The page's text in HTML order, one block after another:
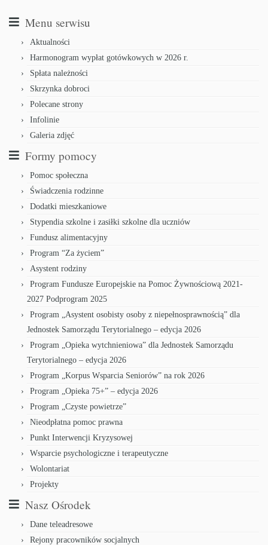
Menu serwisu
Aktualności
Harmonogram wypłat gotówkowych w 2026 r.
Spłata należności
Skrzynka dobroci
Polecane strony
Infolinie
Galeria zdjęć
Formy pomocy
Pomoc społeczna
Świadczenia rodzinne
Dodatki mieszkaniowe
Stypendia szkolne i zasiłki szkolne dla uczniów
Fundusz alimentacyjny
Program “Za życiem”
Asystent rodziny
Program Fundusze Europejskie na Pomoc Żywnościową 2021-
2027 Podprogram 2025
Program „Asystent osobisty osoby z niepełnosprawnością” dla
Jednostek Samorządu Terytorialnego – edycja 2026
Program „Opieka wytchnieniowa” dla Jednostek Samorządu
Terytorialnego – edycja 2026
Program „Korpus Wsparcia Seniorów” na rok 2026
Program „Opieka 75+” – edycja 2026
Program „Czyste powietrze”
Nieodpłatna pomoc prawna
Punkt Interwencji Kryzysowej
Wsparcie psychologiczne i terapeutyczne
Wolontariat
Projekty
Nasz Ośrodek
Dane teleadresowe
Rejony pracowników socjalnych